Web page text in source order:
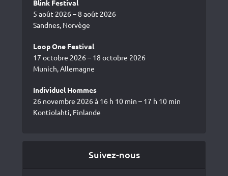
Blink Festival
5 août 2026 – 8 août 2026
Sandnes, Norvège
Loop One Festival
17 octobre 2026 – 18 octobre 2026
Munich, Allemagne
Individuel Hommes
26 novembre 2026 à 16 h 10 min – 17 h 10 min
Kontiolahti, Finlande
Suivez-nous